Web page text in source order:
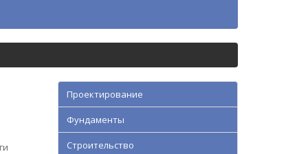
Проектирование
Фундаменты
Строительство